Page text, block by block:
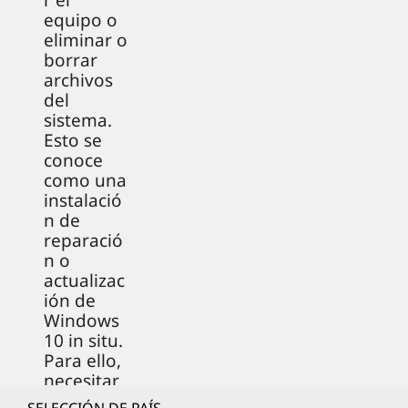
equipo o
eliminar o
borrar
archivos
del
sistema.
Esto se
conoce
como una
instalació
n de
reparació
n o
actualizac
ión de
Windows
10 in situ.
Para ello,
necesitar
ás una